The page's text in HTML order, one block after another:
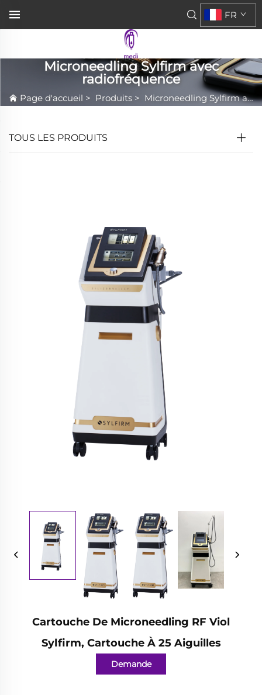
FR
Microneedling Sylfirm avec
radiofréquence
Page d'accueil > Produits > Microneedling Sylfirm avec radiofréquence
TOUS LES PRODUITS
Cartouche De Microneedling RF Viol
Sylfirm, Cartouche À 25 Aiguilles
Demande